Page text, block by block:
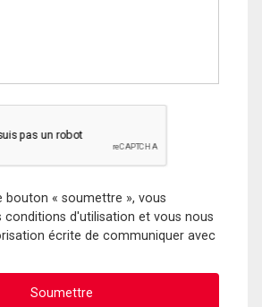
bouton « soumettre », vous
conditions d'utilisation et vous nous
écrite de communiquer avec